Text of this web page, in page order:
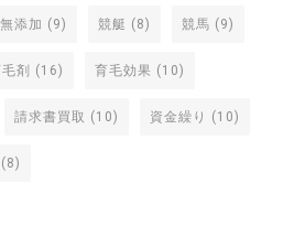
無添加 (9) 競艇 (8) 競馬 (9)
剤 (16) 育毛効果 (10)
請求書買取 (10) 資金繰り (10)
(8)